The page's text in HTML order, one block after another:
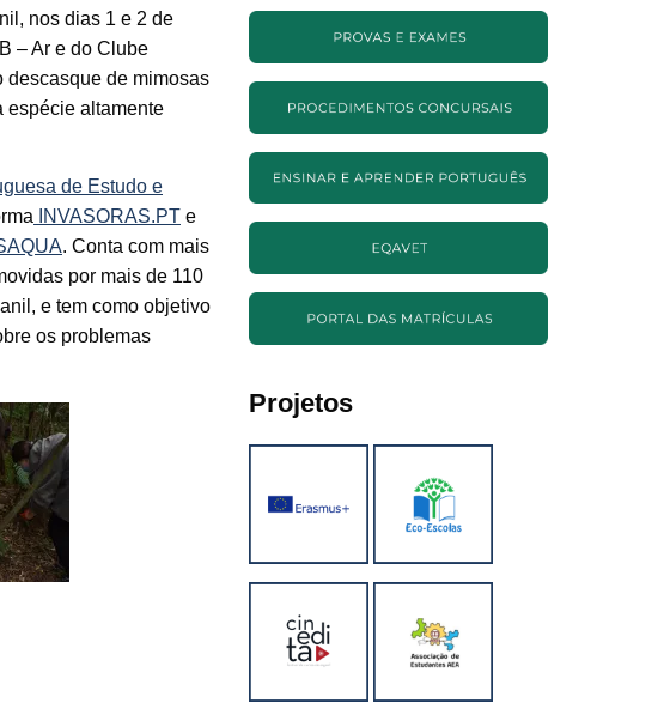
nos dias 1 e 2 de
– Ar e do Clube
descasque de mimosas
espécie altamente
de Estudo e
INVASORAS.PT e
. Conta com mais
por mais de 110
e tem como objetivo
os problemas
Projetos